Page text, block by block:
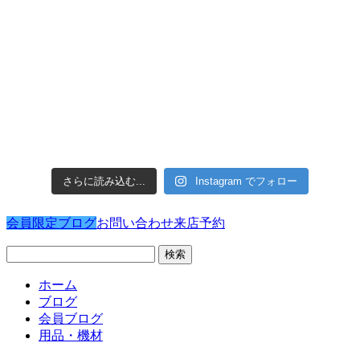
さらに読み込む... Instagram でフォロー
会員限定ブログお問い合わせ来店予約
ホーム
ブログ
会員ブログ
用品・機材